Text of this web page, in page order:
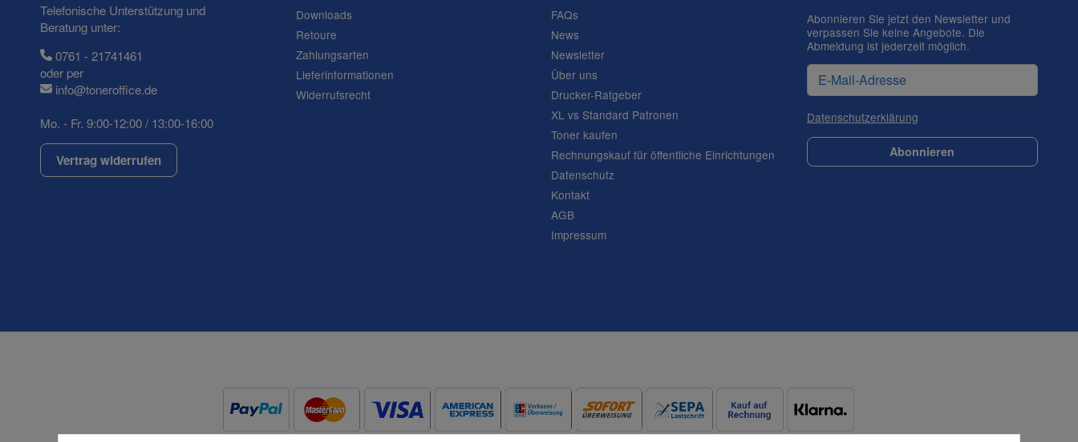
(* = Pflichtfelder)
Frage abschicken
Telefonische Unterstützung und
Beratung unter:
0761 - 21741461
oder per
info@toneroffice.de
Mo. - Fr. 9:00-12:00 / 13:00-16:00
Vertrag widerrufen
Downloads
Retoure
Zahlungsarten
Lieferinformationen
Widerrufsrecht
FAQs
News
Newsletter
Über uns
Drucker-Ratgeber
XL vs Standard Patronen
Toner kaufen
Rechnungskauf für öffentliche Einrichtungen
Datenschutz
Kontakt
AGB
Impressum
Abonnieren Sie jetzt den Newsletter und
verpassen Sie keine Angebote. Die
Abmeldung ist jederzeit möglich.
Datenschutzerklärung
Abonnieren